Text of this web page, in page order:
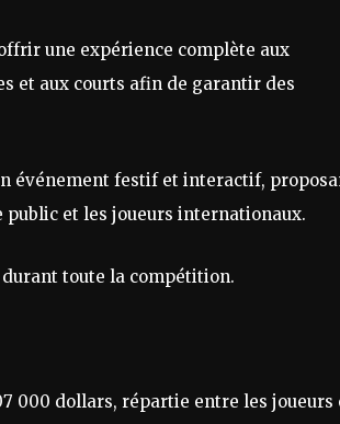
une expérience complète aux
et aux courts afin de garantir des
événement festif et interactif,
public et les joueurs internationaux.
durant toute la compétition.
000 dollars, répartie entre les joueurs